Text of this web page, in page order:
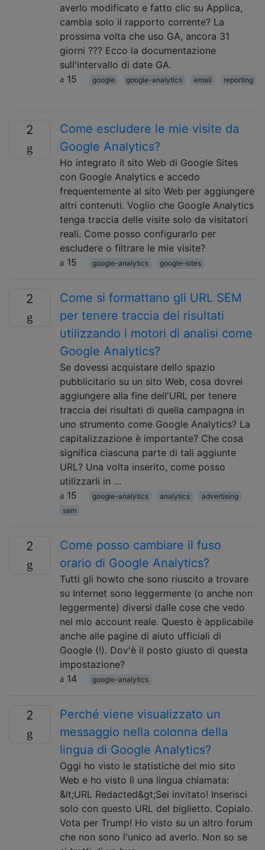
averlo modificato e fatto clic su Applica,
cambia solo il rapporto corrente? La
prossima volta che uso GA, ancora 31
giorni ??? Ecco la documentazione
sull'intervallo di date GA.
15
google google-analytics email reporting
2
Come escludere le mie visite da
Google Analytics?
Ho integrato il sito Web di Google Sites
con Google Analytics e accedo
frequentemente al sito Web per aggiungere
altri contenuti. Voglio che Google Analytics
tenga traccia delle visite solo da visitatori
reali. Come posso configurarlo per
escludere o filtrare le mie visite?
15
google-analytics google-sites
2
Come si formattano gli URL SEM
per tenere traccia dei risultati
utilizzando i motori di analisi come
Google Analytics?
Se dovessi acquistare dello spazio
pubblicitario su un sito Web, cosa dovrei
aggiungere alla fine dell'URL per tenere
traccia dei risultati di quella campagna in
uno strumento come Google Analytics? La
capitalizzazione è importante? Che cosa
significa ciascuna parte di tali aggiunte
URL? Una volta inserito, come posso
utilizzarli in …
15
google-analytics analytics
advertising
sem
2
Come posso cambiare il fuso
orario di Google Analytics?
Tutti gli howto che sono riuscito a trovare
su Internet sono leggermente (o anche non
leggermente) diversi dalle cose che vedo
nel mio account reale. Questo è applicabile
anche alle pagine di aiuto ufficiali di
Google (!). Dov'è il posto giusto di questa
impostazione?
14
google-analytics
2
Perché viene visualizzato un
messaggio nella colonna della
lingua di Google Analytics?
Oggi ho visto le statistiche del mio sito
Web e ho visto lì una lingua chiamata:
&lt;URL Redacted&gt;Sei invitato! Inserisci
solo con questo URL del biglietto. Copialo.
Vota per Trump! Ho visto su un altro forum
che non sono l'unico ad averlo. Non so se